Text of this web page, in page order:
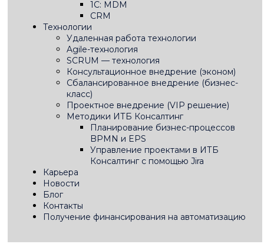
1С: MDM
CRM
Технологии
Удаленная работа технологии
Agile-технология
SCRUM — технология
Консультационное внедрение (эконом)
Сбалансированное внедрение (бизнес-
класс)
Проектное внедрение (VIP решение)
Методики ИТБ Консалтинг
Планирование бизнес-процессов
BPMN и EPS
Управление проектами в ИТБ
Консалтинг с помощью Jira
Карьера
Новости
Блог
Контакты
Получение финансирования на автоматизацию